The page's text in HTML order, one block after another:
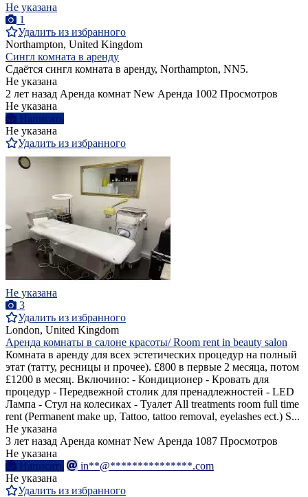
Не указана
1
Удалить из избранного
Northampton, United Kingdom
Сингл комната в аренду
Сдаётся сингл комната в аренду, Northampton, NN5.
Не указана
2 лет назад Аренда комнат New Аренда 1002 Просмотров
Не указана
Написать
Не указана
Удалить из избранного
Не указана
3
Удалить из избранного
London, United Kingdom
Аренда комнаты в салоне красоты/ Room rent in beauty salon
Комната в аренду для всех эстетических процедур на полный
этат (татту, ресницы и прочее). £800 в первые 2 месяца, потом
£1200 в месяц. Включино: - Кондиционер - Кровать для
процедур - Передвежной столик для пренадлежностей - LED
Лампа - Стул на колесиках - Туалет All treatments room full time
rent (Permanent make up, Tattoo, tattoo removal, eyelashes ect.) S...
Не указана
3 лет назад Аренда комнат New Аренда 1087 Просмотров
Не указана
Написать
in**@***************.com
Не указана
Удалить из избранного